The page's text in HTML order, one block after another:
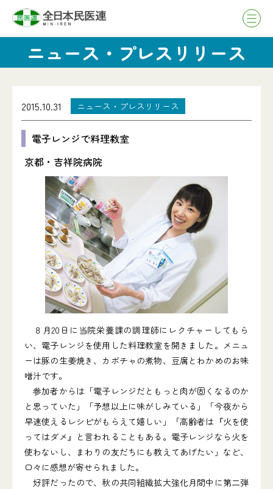
ニュース・プレスリリース
2015.10.31 ニュース・プレスリリース
電子レンジで料理教室
京都・吉祥院病院
８月20日に当院栄養課の調理師にレクチャーしてもら
い、電子レンジを使用した料理教室を開きました。メニュ
ーは豚の生姜焼き、カボチャの煮物、豆腐とわかめのお味
噌汁です。
参加者からは「電子レンジだともっと肉が固くなるのか
と思っていた」「予想以上に味がしみている」「今夜から
早速使えるレシピがもらえて嬉しい」「高齢者は『火を使
ってはダメ』と言われることもある。電子レンジなら火を
使わないし、まわりの友だちにも教えてあげたい」など、
口々に感想が寄せられました。
好評だったので、秋の共同組織拡大強化月間中に第二弾